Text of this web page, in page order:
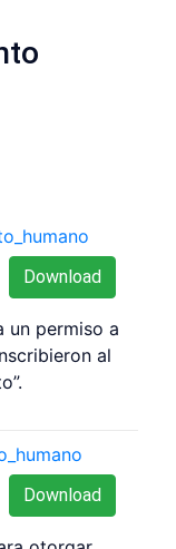
Download
un permiso a
al
Download